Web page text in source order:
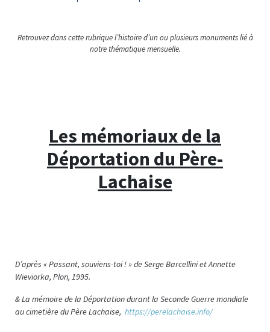
Retrouvez dans cette rubrique l’histoire d’un ou plusieurs monuments lié à
notre thématique mensuelle.
Les mémoriaux de la
Déportation du Père-
Lachaise
D’après « Passant, souviens-toi ! » de Serge Barcellini et Annette
Wieviorka, Plon, 1995.
& La mémoire de la Déportation durant la Seconde Guerre mondiale
au cimetière du Père Lachaise, https://perelachaise.info/